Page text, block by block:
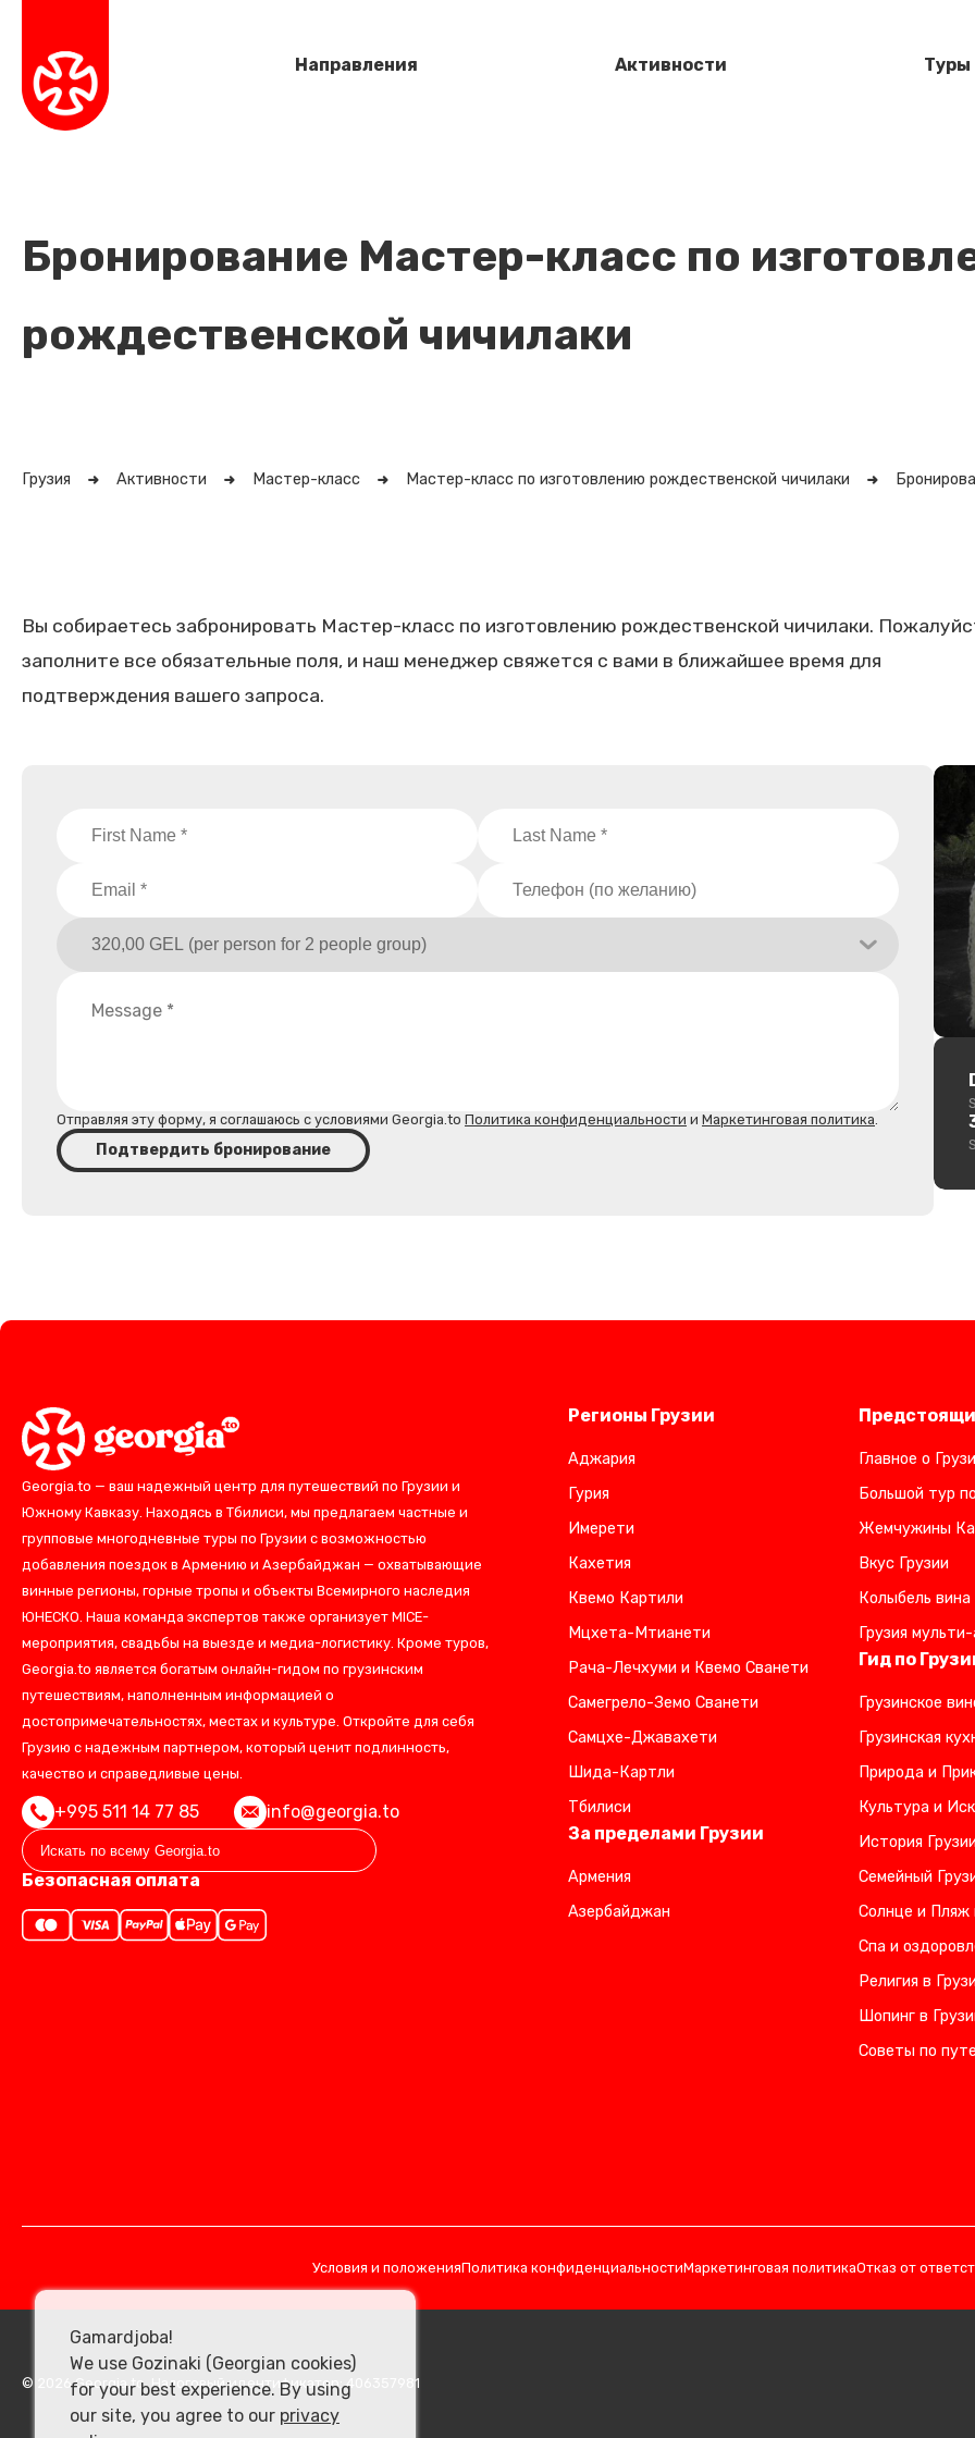
Направления Активности Туры
Бронирование Мастер-класс по
рождественской чичилаки
Грузия Активности Мастер-класс Мастер-класс по изготовлению рождественской чичилаки
Вы собираетесь забронировать Мастер-класс по изготовлению рождественской чичилаки.
заполните все обязательные поля, и наш менеджер свяжется с вами в ближайшее время для
подтверждения вашего запроса.
Отправляя эту форму, я соглашаюсь с условиями Georgia.to Политика конфиденциальности и Маркетинговая политика.
Подтвердить бронирование
Georgia.to — ваш надежный центр для путешествий по Грузии и
Южному Кавказу. Находясь в Тбилиси, мы предлагаем частные и
групповые многодневные туры по Грузии с возможностью
добавления поездок в Армению и Азербайджан — охватывающие
винные регионы, горные тропы и объекты Всемирного наследия
ЮНЕСКО. Наша команда экспертов также организует MICE-
мероприятия, свадьбы на выезде и медиа-логистику. Кроме туров,
Georgia.to является богатым онлайн-гидом по грузинским
путешествиям, наполненным информацией о
достопримечательностях, местах и культуре. Откройте для себя
Грузию с надежным партнером, который ценит подлинность,
качество и справедливые цены.
+995 511 14 77 85 info@georgia.to
Безопасная оплата
Регионы Грузии
Аджария
Гурия
Имерети
Кахетия
Квемо Картили
Мцхета-Мтианети
Рача-Лечхуми и Квемо Сванети
Самегрело-Земо Сванети
Самцхе-Джавахети
Шида-Картли
Тбилиси
За пределами Грузии
Армения
Азербайджан
Главное о
Большой тур
Жемчужины
Вкус Грузии
Колыбель вина
Грузия
Гид по
Грузинское
Грузинская
Природа и
Культура и
История
Семейный
Солнце и Пляж
Спа и
Религия в
Шопинг в
Советы по
Условия и положенияПолитика конфиденциальностиМаркетинговая политикаОтказ от
© 2026 Georgia.to. Налоговый идентификатор: 406357981
Gamardjoba!
We use Gozinaki (Georgian cookies)
for your best experience. By using
our site, you agree to our privacy